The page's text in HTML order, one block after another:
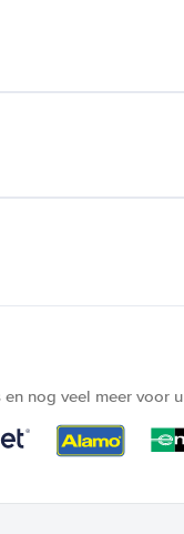
nog veel meer voor u